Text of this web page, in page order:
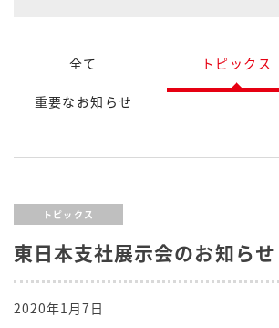
全て トピックス
重要なお知らせ
トピックス
東日本支社展示会のお知らせ
2020年1月7日